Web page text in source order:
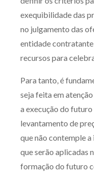
exequibilidade das
no julgamento das
entidade
recursos para
Para tanto, é
seja feita em
a execução do
levantamento de
que não contemple
que serão aplicadas
formação do futuro